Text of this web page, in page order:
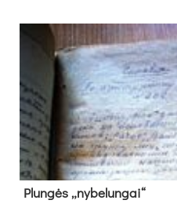
Plun­gės „ny­be­lun­gai“